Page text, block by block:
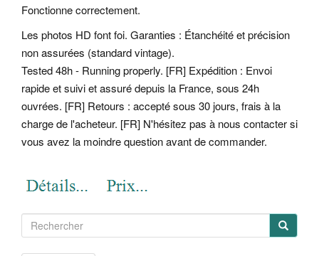
Fonctionne correctement.
Les photos HD font foi. Garanties : Étanchéité et précision
non assurées (standard vintage).
Tested 48h - Running properly. [FR] Expédition : Envoi
rapide et suivi et assuré depuis la France, sous 24h
ouvrées. [FR] Retours : accepté sous 30 jours, frais à la
charge de l'acheteur. [FR] N'hésitez pas à nous contacter si
vous avez la moindre question avant de commander.